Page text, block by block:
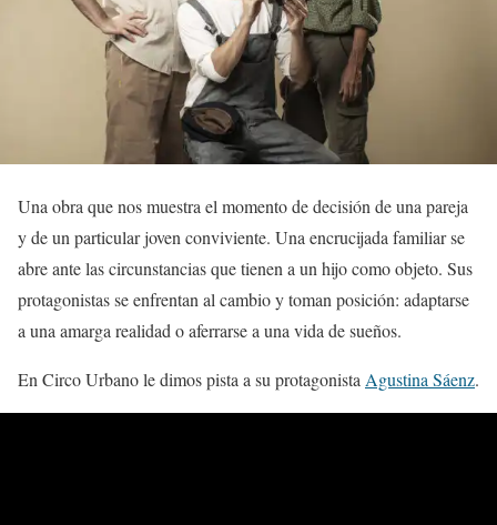
Una obra que nos muestra el momento de decisión de una pareja
y de un particular joven conviviente. Una encrucijada familiar se
abre ante las circunstancias que tienen a un hijo como objeto. Sus
protagonistas se enfrentan al cambio y toman posición: adaptarse
a una amarga realidad o aferrarse a una vida de sueños.
En Circo Urbano le dimos pista a su protagonista Agustina Sáenz.